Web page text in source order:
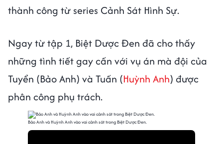
thành công từ series Cảnh Sát Hình Sự.
Ngay từ tập 1, Biệt Dược Đen đã cho thấy
những tình tiết gay cấn với vụ án mà đội của
Tuyển (Bảo Anh) và Tuấn (Huỳnh Anh) được
phân công phụ trách.
Bảo Anh và Huỳnh Anh vào vai cảnh sát trong Biệt Dược Đen.